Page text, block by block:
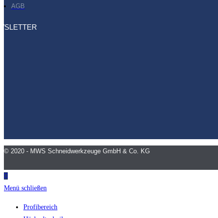
AGB
© 2020 - MWS Schneidwerkzeuge GmbH & Co. KG
Menü schließen
Profibereich